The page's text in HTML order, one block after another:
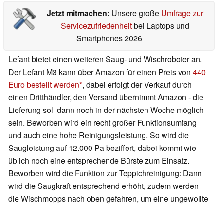
Jetzt mitmachen: Unsere große Umfrage zur
Servicezufriedenheitbei Laptops und
Smartphones 2026
Lefant bietet einen weiteren Saug- und Wischroboter an.
Der Lefant M3 kann über Amazon für einen Preis von 440
Euro bestellt werden , dabei erfolgt der Verkauf durch
einen Dritthändler, den Versand übernimmt Amazon - die
Lieferung soll dann noch in der nächsten Woche möglich
sein. Beworben wird ein recht großer Funktionsumfang
und auch eine hohe Reinigungsleistung. So wird die
Saugleistung auf 12.000 Pa beziffert, dabei kommt wie
üblich noch eine entsprechende Bürste zum Einsatz.
Beworben wird die Funktion zur Teppichreinigung: Dann
wird die Saugkraft entsprechend erhöht, zudem werden
die Wischmopps nach oben gefahren, um eine ungewollte